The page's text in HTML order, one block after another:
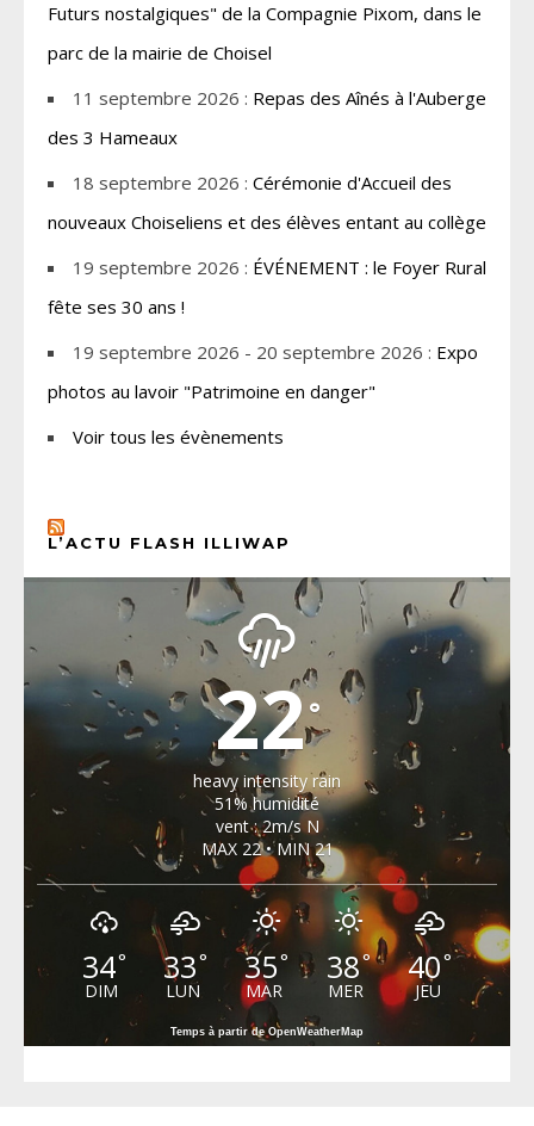
Futurs nostalgiques" de la Compagnie Pixom, dans le
parc de la mairie de Choisel
11 septembre 2026 : Repas des Aînés à l'Auberge
des 3 Hameaux
18 septembre 2026 : Cérémonie d'Accueil des
nouveaux Choiseliens et des élèves entant au collège
19 septembre 2026 : ÉVÉNEMENT : le Foyer Rural
fête ses 30 ans !
19 septembre 2026 - 20 septembre 2026 : Expo
photos au lavoir "Patrimoine en danger"
Voir tous les évènements
L’ACTU FLASH ILLIWAP
22°
heavy intensity rain
51% humidité
vent : 2m/s N
MAX 22 • MIN 21
34°
DIM
33°
LUN
35°
MAR
38°
MER
40°
JEU
Temps à partir de OpenWeatherMap